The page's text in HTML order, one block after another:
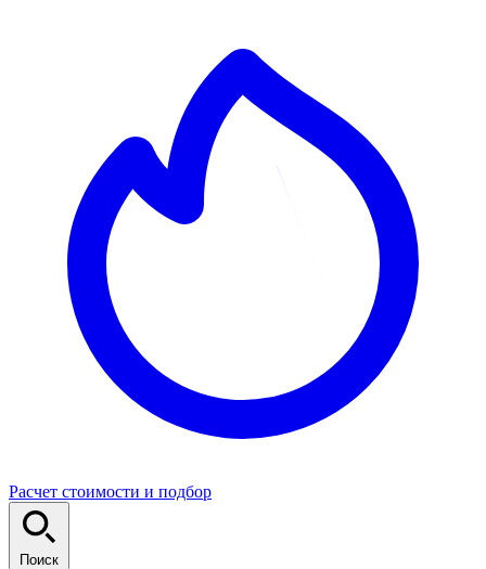
Расчет стоимости и подбор
Поиск